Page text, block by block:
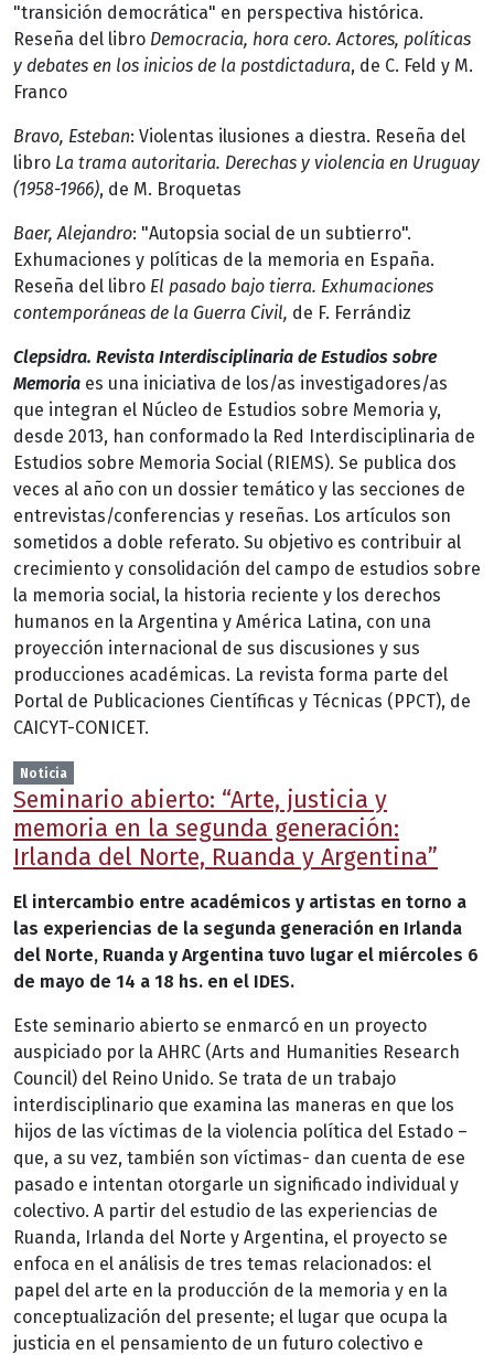
"transición democrática" en perspectiva histórica.
Reseña del libro Democracia, hora cero. Actores, políticas
y debates en los inicios de la postdictadura, de C. Feld y M.
Franco
Bravo, Esteban: Violentas ilusiones a diestra. Reseña del
libro La trama autoritaria. Derechas y violencia en Uruguay
(1958-1966), de M. Broquetas
Baer, Alejandro: "Autopsia social de un subtierro".
Exhumaciones y políticas de la memoria en España.
Reseña del libro El pasado bajo tierra. Exhumaciones
contemporáneas de la Guerra Civil, de F. Ferrándiz
Clepsidra. Revista Interdisciplinaria de Estudios sobre
Memoria es una iniciativa de los/as investigadores/as
que integran el Núcleo de Estudios sobre Memoria y,
desde 2013, han conformado la Red Interdisciplinaria de
Estudios sobre Memoria Social (RIEMS). Se publica dos
veces al año con un dossier temático y las secciones de
entrevistas/conferencias y reseñas. Los artículos son
sometidos a doble referato. Su objetivo es contribuir al
crecimiento y consolidación del campo de estudios sobre
la memoria social, la historia reciente y los derechos
humanos en la Argentina y América Latina, con una
proyección internacional de sus discusiones y sus
producciones académicas. La revista forma parte del
Portal de Publicaciones Científicas y Técnicas (PPCT), de
CAICYT-CONICET.
Noticia
Seminario abierto: “Arte, justicia y
memoria en la segunda generación:
Irlanda del Norte, Ruanda y Argentina”
El intercambio entre académicos y artistas en torno a
las experiencias de la segunda generación en Irlanda
del Norte, Ruanda y Argentina tuvo lugar el miércoles 6
de mayo de 14 a 18 hs. en el IDES.
Este seminario abierto se enmarcó en un proyecto
auspiciado por la AHRC (Arts and Humanities Research
Council) del Reino Unido. Se trata de un trabajo
interdisciplinario que examina las maneras en que los
hijos de las víctimas de la violencia política del Estado –
que, a su vez, también son víctimas- dan cuenta de ese
pasado e intentan otorgarle un significado individual y
colectivo. A partir del estudio de las experiencias de
Ruanda, Irlanda del Norte y Argentina, el proyecto se
enfoca en el análisis de tres temas relacionados: el
papel del arte en la producción de la memoria y en la
conceptualización del presente; el lugar que ocupa la
justicia en el pensamiento de un futuro colectivo e